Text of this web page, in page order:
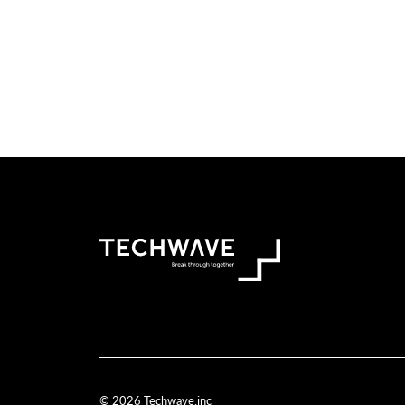
© 2026 Techwave.inc